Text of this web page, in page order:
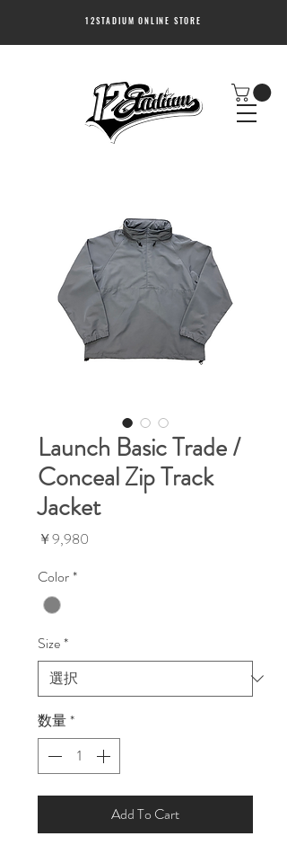
12STADIUM ONLINE STORE
Launch Basic Trade /
Conceal Zip Track
Jacket
￥9,980
Color*
Size*
数量*
Add To Cart